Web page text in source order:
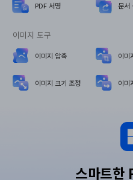
PDF 서명 문서
이미지 도구
이미지 압축 이미
이미지 크기 조정 이미
스마트한